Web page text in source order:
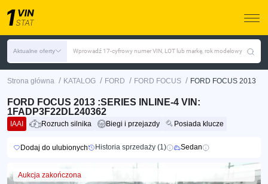
Aktualne oferty Wprowadź 17-cyfrowy numer VIN, LOT lub markę, rok modelowy
Strona główna / KATALOG / FORD / FORD FOCUS / FORD FOCUS 2013
FORD FOCUS 2013 :SERIES INLINE-4 VIN:
1FADP3F22DL240362
IAAI Rozruch silnika Biegi i przejazdy Posiada klucze
Dodaj do ulubionych Historia sprzedaży (1) Sedan
Aukcja zakończona